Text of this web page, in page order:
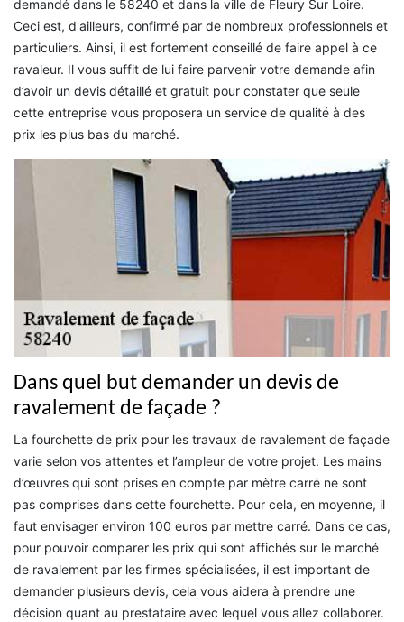
demandé dans le 58240 et dans la ville de Fleury Sur Loire.
Ceci est, d'ailleurs, confirmé par de nombreux professionnels et
particuliers. Ainsi, il est fortement conseillé de faire appel à ce
ravaleur. Il vous suffit de lui faire parvenir votre demande afin
d’avoir un devis détaillé et gratuit pour constater que seule
cette entreprise vous proposera un service de qualité à des
prix les plus bas du marché.
Dans quel but demander un devis de
ravalement de façade ?
La fourchette de prix pour les travaux de ravalement de façade
varie selon vos attentes et l’ampleur de votre projet. Les mains
d’œuvres qui sont prises en compte par mètre carré ne sont
pas comprises dans cette fourchette. Pour cela, en moyenne, il
faut envisager environ 100 euros par mettre carré. Dans ce cas,
pour pouvoir comparer les prix qui sont affichés sur le marché
de ravalement par les firmes spécialisées, il est important de
demander plusieurs devis, cela vous aidera à prendre une
décision quant au prestataire avec lequel vous allez collaborer.